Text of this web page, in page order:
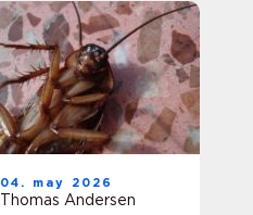
04. may 2026
Thomas Andersen